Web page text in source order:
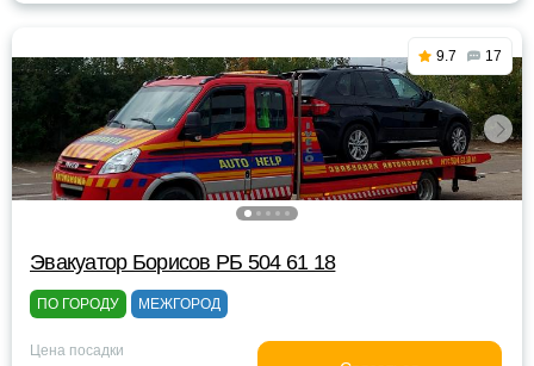
9.7 17
Эвакуатор Борисов РБ 504 61 18
ПО ГОРОДУ МЕЖГОРОД
Цена посадки